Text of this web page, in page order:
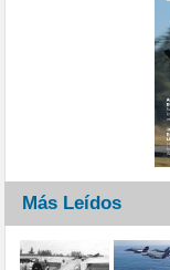
Más Leídos